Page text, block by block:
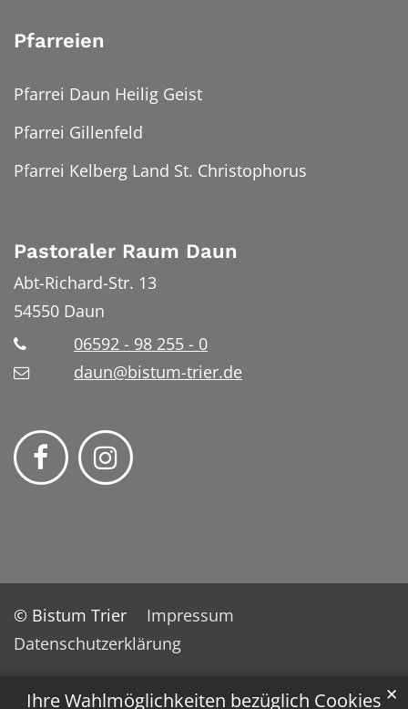
Ihre Wahlmöglichkeiten bezüglich Cookies ✕
Pfarreien
Pfarrei Daun Heilig Geist
Pfarrei Gillenfeld
Pfarrei Kelberg Land St. Christophorus
Pastoraler Raum Daun
Abt-Richard-Str. 13
54550 Daun
06592 - 98 255 - 0
daun@bistum-trier.de
© Bistum Trier
Impressum
Datenschutzerklärung